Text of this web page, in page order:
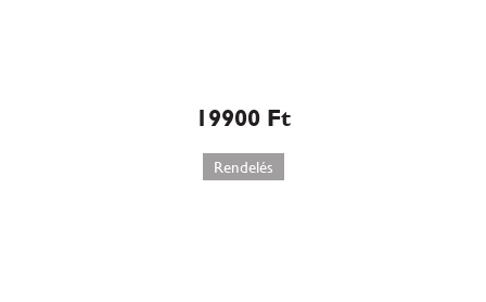
19900 Ft
Rendelés